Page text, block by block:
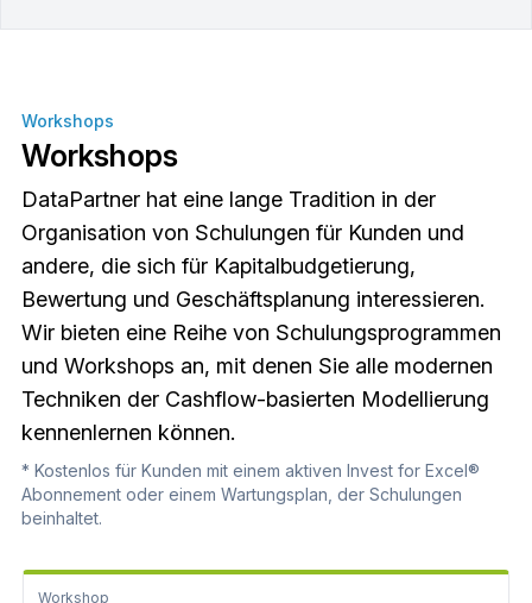
Workshops
Workshops
DataPartner hat eine lange Tradition in der
Organisation von Schulungen für Kunden und
andere, die sich für Kapitalbudgetierung,
Bewertung und Geschäftsplanung interessieren.
Wir bieten eine Reihe von Schulungsprogrammen
und Workshops an, mit denen Sie alle modernen
Techniken der Cashflow-basierten Modellierung
kennenlernen können.
* Kostenlos für Kunden mit einem aktiven Invest for Excel®
Abonnement oder einem Wartungsplan, der Schulungen
beinhaltet.
Workshop